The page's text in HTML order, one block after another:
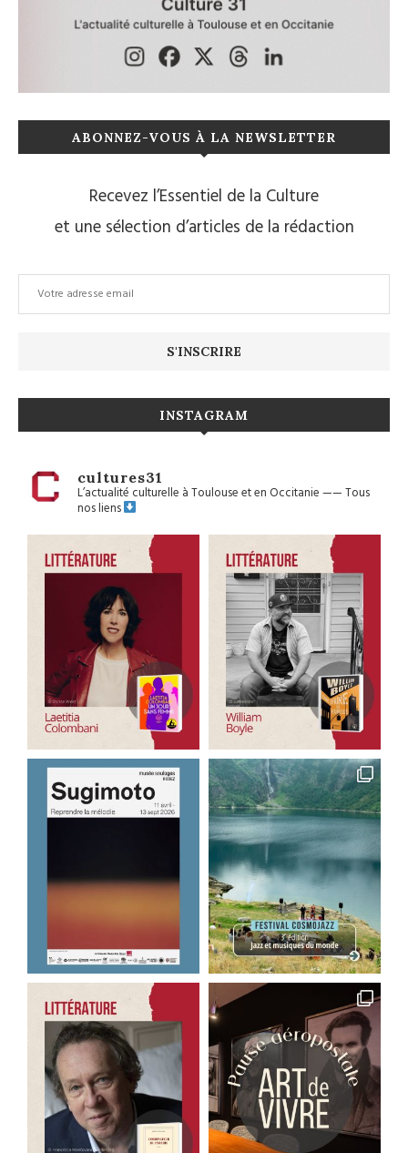
ABONNEZ-VOUS À LA NEWSLETTER
Recevez l’Essentiel de la Culture
et une sélection d’articles de la rédaction
INSTAGRAM
cultures31
L’actualité culturelle à Toulouse et en Occitanie——Tous
nos liens